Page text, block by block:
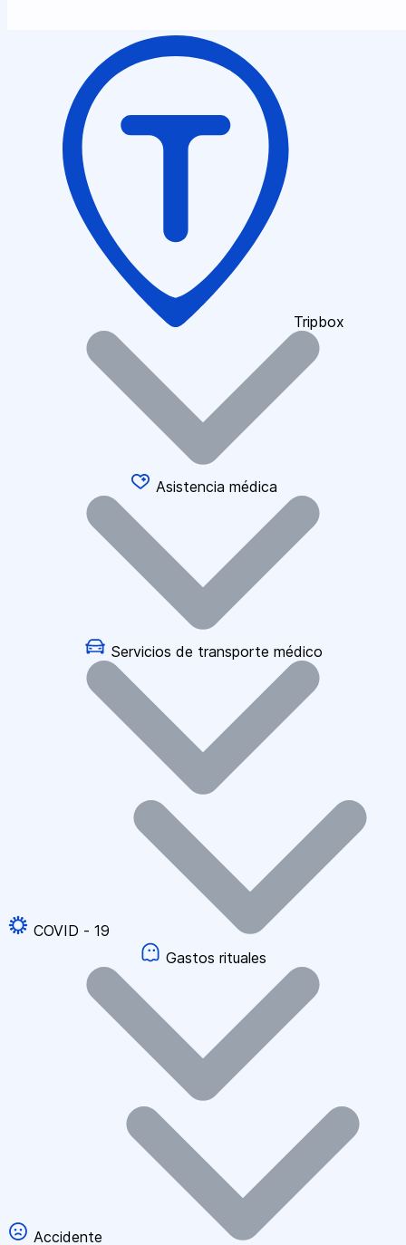
Tripbox
Asistencia médica
Servicios de transporte médico
COVID - 19
Gastos rituales
Accidente